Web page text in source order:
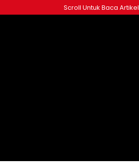
ke
Scroll Untuk Baca Artikel